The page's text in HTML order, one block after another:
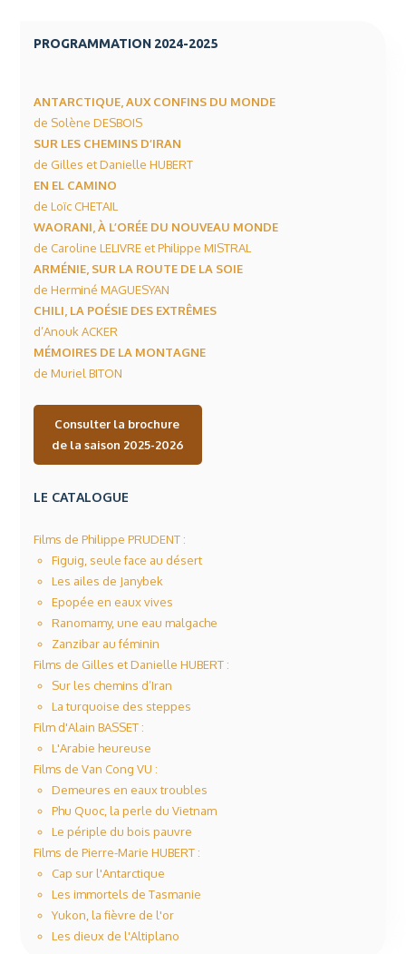
PROGRAMMATION 2024-2025
ANTARCTIQUE, AUX CONFINS DU MONDE
de Solène DESBOIS
SUR LES CHEMINS D’IRAN
de Gilles et Danielle HUBERT
EN EL CAMINO
de Loïc CHETAIL
WAORANI, À L’ORÉE DU NOUVEAU MONDE
de Caroline LELIVRE et Philippe MISTRAL
ARMÉNIE, SUR LA ROUTE DE LA SOIE
de Herminé MAGUESYAN
CHILI, LA POÉSIE DES EXTRÊMES
d’Anouk ACKER
MÉMOIRES DE LA MONTAGNE
de Muriel BITON
Consulter la brochure
de la saison 2025-2026
LE CATALOGUE
Films de Philippe PRUDENT :
Figuig, seule face au désert
Les ailes de Janybek
Epopée en eaux vives
Ranomamy, une eau malgache
Zanzibar au féminin
Films de Gilles et Danielle HUBERT :
Sur les chemins d’Iran
La turquoise des steppes
Film d'Alain BASSET :
L'Arabie heureuse
Films de Van Cong VU :
Demeures en eaux troubles
Phu Quoc, la perle du Vietnam
Le périple du bois pauvre
Films de Pierre-Marie HUBERT :
Cap sur l'Antarctique
Les immortels de Tasmanie
Yukon, la fièvre de l'or
Les dieux de l'Altiplano